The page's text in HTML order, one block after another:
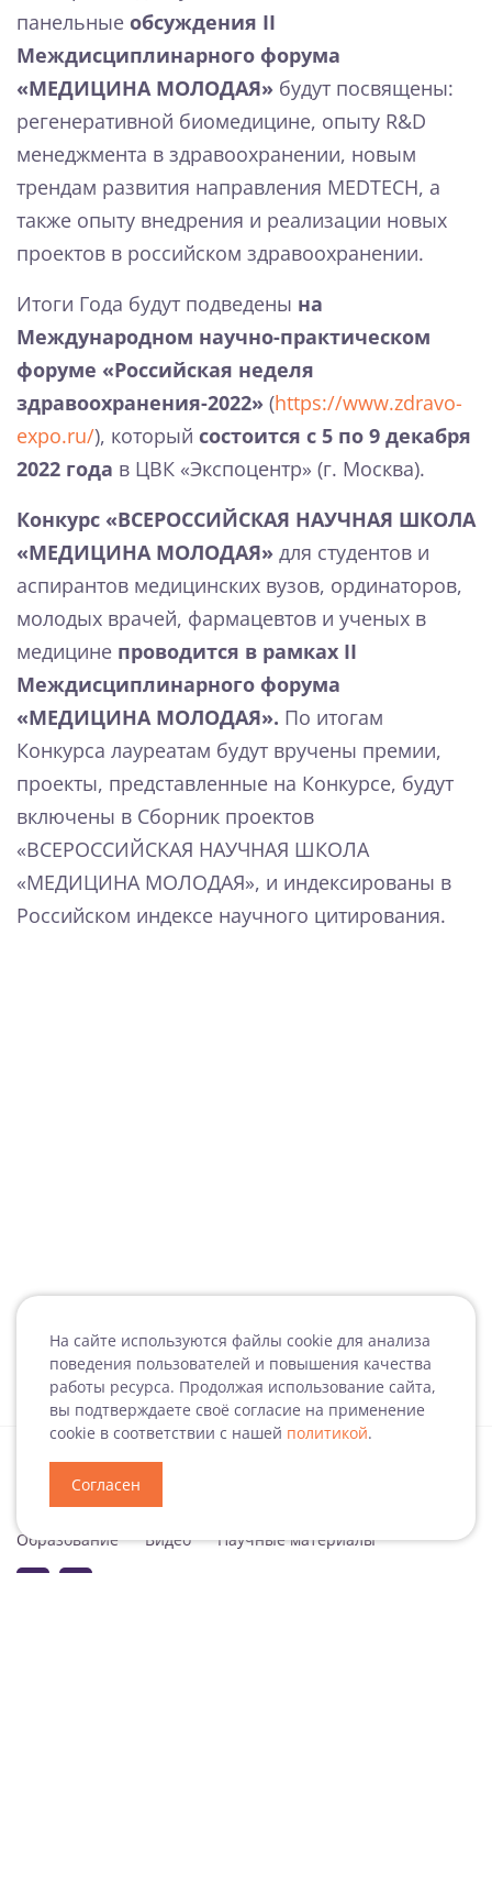
На сайте используются файлы cookie для анализа
поведения пользователей и повышения качества
работы ресурса. Продолжая использование сайта,
вы подтверждаете своё согласие на применение
cookie в соответствии с нашей политикой.
Согласен
панельные обсуждения II
Междисциплинарного форума
«МЕДИЦИНА МОЛОДАЯ» будут посвящены:
регенеративной биомедицине, опыту R&D
менеджмента в здравоохранении, новым
трендам развития направления MEDTECH, а
также опыту внедрения и реализации новых
проектов в российском здравоохранении.
Итоги Года будут подведены на
Международном научно-практическом
форуме «Российская неделя
здравоохранения-2022» (https://www.zdravo-
expo.ru/), который состоится с 5 по 9 декабря
2022 года в ЦВК «Экспоцентр» (г. Москва).
Конкурс «ВСЕРОССИЙСКАЯ НАУЧНАЯ ШКОЛА
«МЕДИЦИНА МОЛОДАЯ» для студентов и
аспирантов медицинских вузов, ординаторов,
молодых врачей, фармацевтов и ученых в
медицине проводится в рамках II
Междисциплинарного форума
«МЕДИЦИНА МОЛОДАЯ». По итогам
Конкурса лауреатам будут вручены премии,
проекты, представленные на Конкурсе, будут
включены в Сборник проектов
«ВСЕРОССИЙСКАЯ НАУЧНАЯ ШКОЛА
«МЕДИЦИНА МОЛОДАЯ», и индексированы в
Российском индексе научного цитирования.
Образование
Видео Научные материалы